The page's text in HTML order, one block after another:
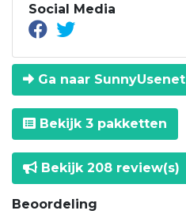
Social Media
Ga naar SunnyUsenet
Bekijk 3 pakketten
Bekijk 208 review(s)
Beoordeling